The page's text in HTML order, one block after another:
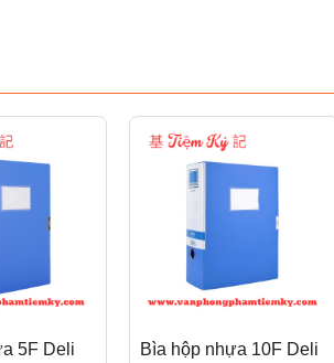
5F Deli
Bìa hộp nhựa 10F Deli